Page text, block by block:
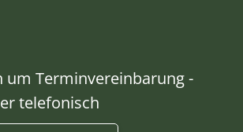
um Terminvereinbarung -
telefonisch